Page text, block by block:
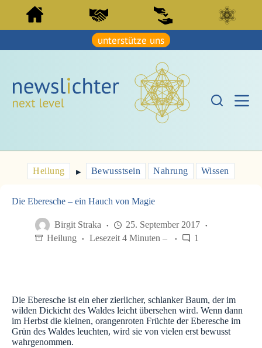
m
n
l
t
s
g
unterstütze uns
Heilung ▶︎ Bewusstsein Nahrung Wissen
Die Eberesche – ein Hauch von Magie
Birgit Straka
25. September 2017
Heilung
Lesezeit 4 Minuten – 1
Die Eberesche ist ein eher zierlicher, schlanker Baum, der im
wilden Dickicht des Waldes leicht übersehen wird. Wenn dann
im Herbst die kleinen, orangenroten Früchte der Eberesche im
Grün des Waldes leuchten, wird sie von vielen erst bewusst
wahrgenommen.